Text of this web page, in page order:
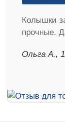
Колышки
прочные.
Ольга А.,